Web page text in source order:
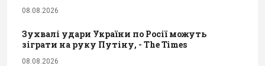
08.08.2026
Зухвалі удари України по Росії можуть
зіграти на руку Путіну, - The Times
08.08.2026